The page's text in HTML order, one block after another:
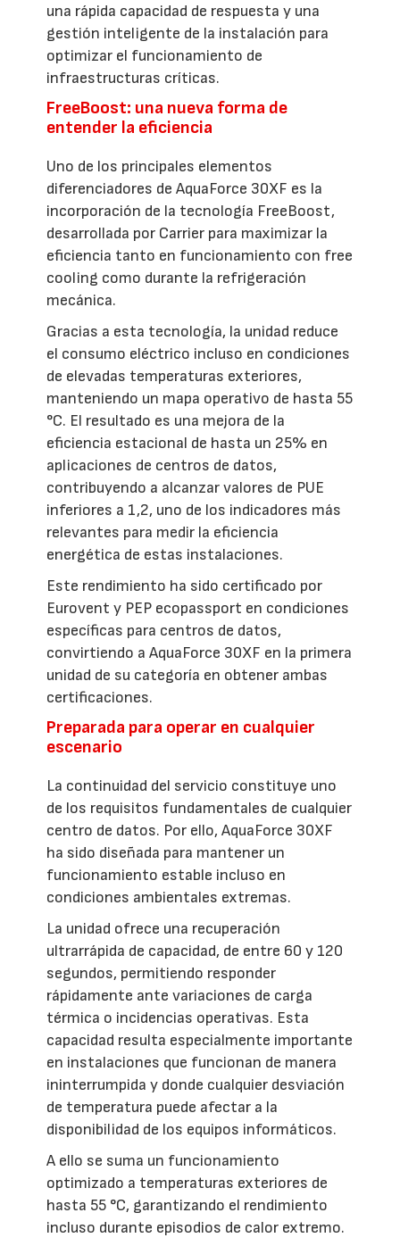
una rápida capacidad de respuesta y una
gestión inteligente de la instalación para
optimizar el funcionamiento de
infraestructuras críticas.
FreeBoost: una nueva forma de
entender la eficiencia
Uno de los principales elementos
diferenciadores de AquaForce 30XF es la
incorporación de la tecnología FreeBoost,
desarrollada por Carrier para maximizar la
eficiencia tanto en funcionamiento con free
cooling como durante la refrigeración
mecánica.
Gracias a esta tecnología, la unidad reduce
el consumo eléctrico incluso en condiciones
de elevadas temperaturas exteriores,
manteniendo un mapa operativo de hasta 55
°C. El resultado es una mejora de la
eficiencia estacional de hasta un 25% en
aplicaciones de centros de datos,
contribuyendo a alcanzar valores de PUE
inferiores a 1,2, uno de los indicadores más
relevantes para medir la eficiencia
energética de estas instalaciones.
Este rendimiento ha sido certificado por
Eurovent y PEP ecopassport en condiciones
específicas para centros de datos,
convirtiendo a AquaForce 30XF en la primera
unidad de su categoría en obtener ambas
certificaciones.
Preparada para operar en cualquier
escenario
La continuidad del servicio constituye uno
de los requisitos fundamentales de cualquier
centro de datos. Por ello, AquaForce 30XF
ha sido diseñada para mantener un
funcionamiento estable incluso en
condiciones ambientales extremas.
La unidad ofrece una recuperación
ultrarrápida de capacidad, de entre 60 y 120
segundos, permitiendo responder
rápidamente ante variaciones de carga
térmica o incidencias operativas. Esta
capacidad resulta especialmente importante
en instalaciones que funcionan de manera
ininterrumpida y donde cualquier desviación
de temperatura puede afectar a la
disponibilidad de los equipos informáticos.
A ello se suma un funcionamiento
optimizado a temperaturas exteriores de
hasta 55 °C, garantizando el rendimiento
incluso durante episodios de calor extremo.